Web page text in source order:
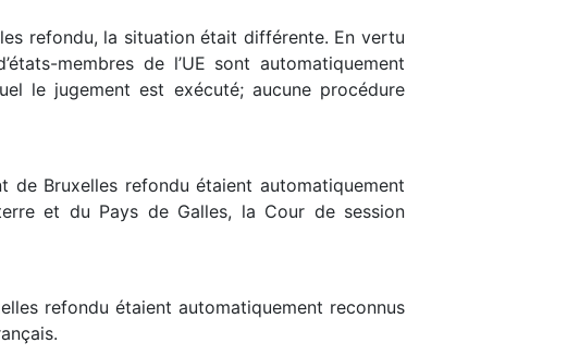
refondu, la situation était différente. En vertu
membres de l’UE sont automatiquement
le jugement est exécuté; aucune procédure
de Bruxelles refondu étaient automatiquement
et du Pays de Galles, la Cour de session
refondu étaient automatiquement reconnus